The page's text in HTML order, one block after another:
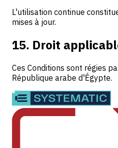
L'utilisation continue
mises à jour.
15. Droit
Ces Conditions sont régies
République arabe d'Égypte.